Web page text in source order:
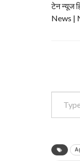
टेन न्यूज
News |
Type your email…